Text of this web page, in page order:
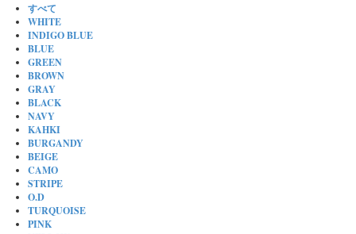
すべて
WHITE
INDIGO BLUE
BLUE
GREEN
BROWN
GRAY
BLACK
NAVY
KAHKI
BURGANDY
BEIGE
CAMO
STRIPE
O.D
TURQUOISE
PINK